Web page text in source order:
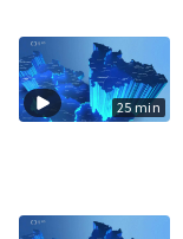
25 min